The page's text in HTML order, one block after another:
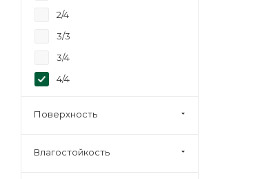
2/4
3/3
3/4
4/4
Поверхность
Влагостойкость